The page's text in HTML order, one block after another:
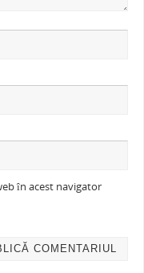
în acest navigator